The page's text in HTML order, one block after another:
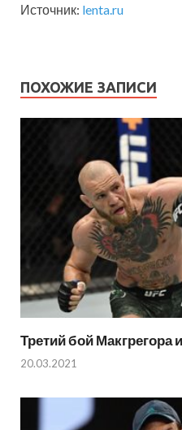
Источник: lenta.ru
ПОХОЖИЕ ЗАПИСИ
Третий бой Макгрегора
20.03.2021